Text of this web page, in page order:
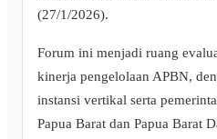
(27/1/2026).
Forum ini menjadi ruang
kinerja pengelolaan APBN,
instansi vertikal serta
Papua Barat dan Papua Barat